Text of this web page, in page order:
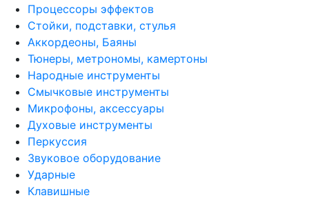
Процессоры эффектов
Стойки, подставки, стулья
Аккордеоны, Баяны
Тюнеры, метрономы, камертоны
Народные инструменты
Смычковые инструменты
Микрофоны, аксессуары
Духовые инструменты
Перкуссия
Звуковое оборудование
Ударные
Клавишные